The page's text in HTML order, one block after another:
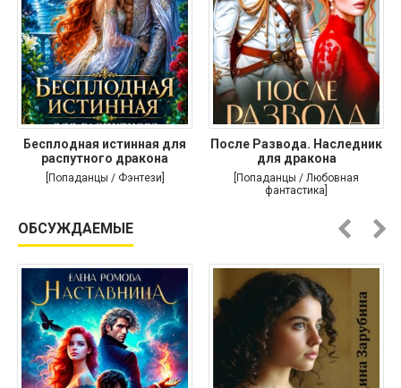
Бесплодная истинная для
распутного дракона
[Попаданцы / Фэнтези]
После Развода. Наследник
для дракона
[Попаданцы / Любовная
фантастика]
ОБСУЖДАЕМЫЕ